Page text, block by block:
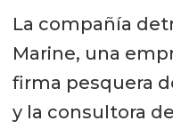
La compañía
Marine, una
firma pesquera
y la consultora